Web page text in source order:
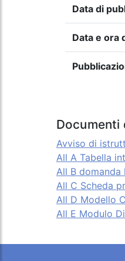
Data di
Data e ora
Documenti
Avviso di
All A Tabella
All B
All C Scheda
All D Modello
All E Modulo